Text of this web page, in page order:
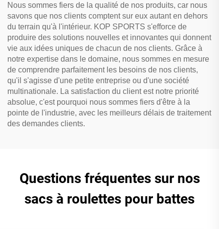
Nous sommes fiers de la qualité de nos produits, car nous
savons que nos clients comptent sur eux autant en dehors
du terrain qu'à l'intérieur. KOP SPORTS s'efforce de
produire des solutions nouvelles et innovantes qui donnent
vie aux idées uniques de chacun de nos clients. Grâce à
notre expertise dans le domaine, nous sommes en mesure
de comprendre parfaitement les besoins de nos clients,
qu'il s'agisse d'une petite entreprise ou d'une société
multinationale. La satisfaction du client est notre priorité
absolue, c'est pourquoi nous sommes fiers d'être à la
pointe de l'industrie, avec les meilleurs délais de traitement
des demandes clients.
Questions fréquentes sur nos
sacs à roulettes pour battes